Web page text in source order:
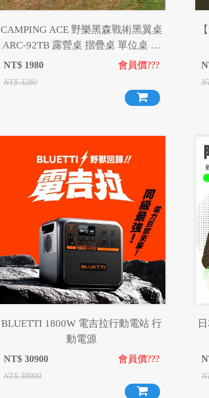
CAMPING ACE 野樂黑森戰術黑翼桌
ARC-92TB 露營桌 摺疊桌 單位桌 折
疊桌 IGT桌 露營 野炊 野餐
NT$ 1980
NT$3280
會員價???
BLUETTI 1800W 電吉拉行動電站 行
動電源
NT$ 30900
NT$38900
會員價???